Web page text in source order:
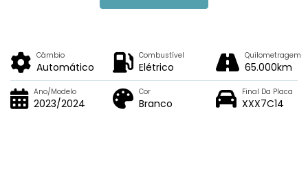
Câmbio
Automático
Combustível
Elétrico
Quilometragem
65.000km
Ano/Modelo
2023/2024
Cor
Branco
Final Da Placa
XXX7C14